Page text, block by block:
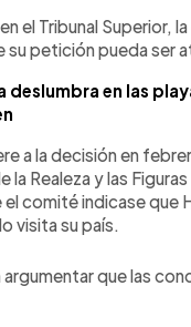
el Tribunal Superior,
su petición pueda ser
deslumbra en las
a la decisión en
Realeza y las
comité indicase que
visita su país.
argumentar que las